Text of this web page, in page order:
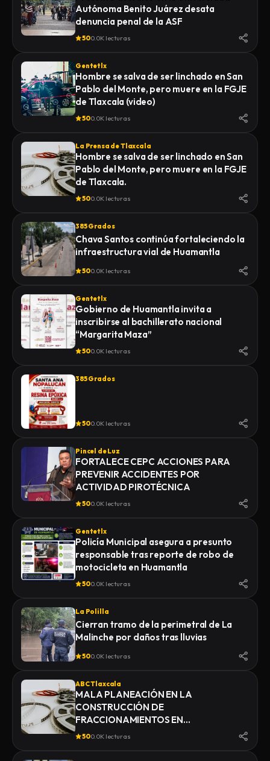
Autónoma Benito Juárez desata
denuncia penal de la ASF
500.0K lecturas
Gentetlx
Hombre se salva de ser linchado en San
Pablo del Monte, pero muere en la FGJE
de Tlaxcala (video)
500.0K lecturas
La Prensa de Tlaxcala
Hombre se salva de ser linchado en San
Pablo del Monte, pero muere en la FGJE
de Tlaxcala.
500.0K lecturas
385 Grados
Chava Santos continúa fortaleciendo la
infraestructura vial de Huamantla
500.0K lecturas
Gentetlx
Gobierno de Huamantla invita a
inscribirse al bachillerato nacional
“Margarita Maza”
500.0K lecturas
385 Grados
500.0K lecturas
Pincel de Luz
FORTALECE CEPC ACCIONES PARA
PREVENIR ACCIDENTES POR
ACTIVIDAD PIROTÉCNICA
500.0K lecturas
Gentetlx
Policía Municipal asegura a presunto
responsable tras reporte de robo de
motocicleta en Huamantla
500.0K lecturas
La Polilla
Cierran tramo de la perimetral de La
Malinche por daños tras lluvias
500.0K lecturas
ABC Tlaxcala
MALA PLANEACIÓN EN LA
CONSTRUCCIÓN DE
FRACCIONAMIENTOS EN
YAUHQUEMEHCAN GENERA QUE
500.0K lecturas